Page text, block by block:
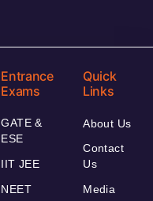
Entrance
Exams
GATE &
ESE
IIT JEE
NEET
Quick
Links
About Us
Contact
Us
Media